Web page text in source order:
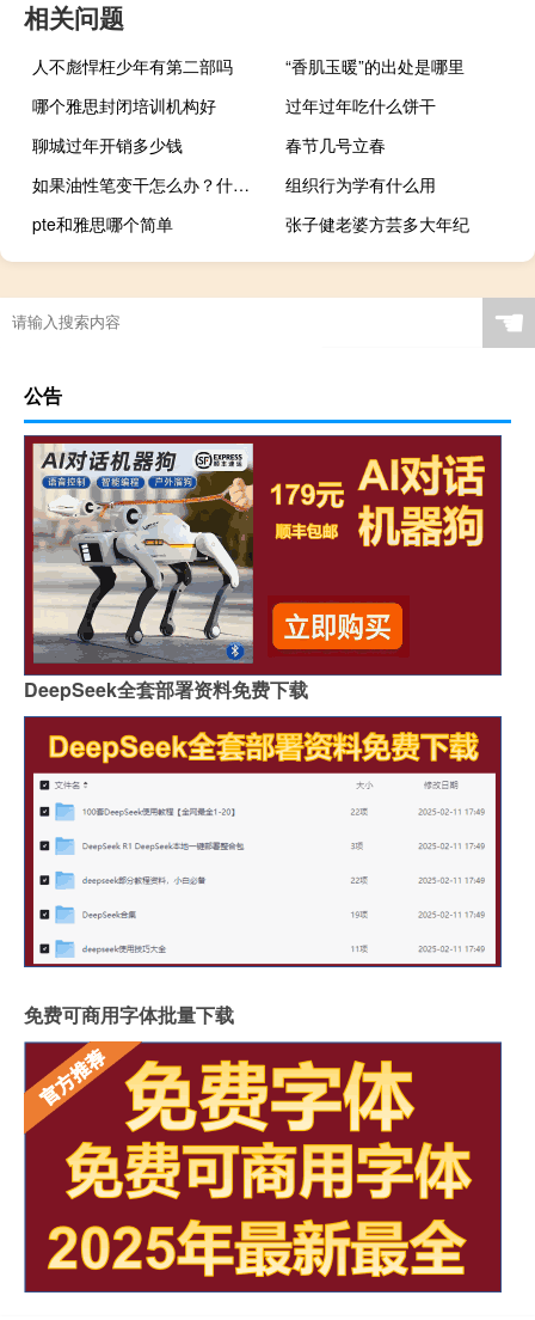
相关问题
人不彪悍枉少年有第二部吗
“香肌玉暖”的出处是哪里
哪个雅思封闭培训机构好
过年过年吃什么饼干
聊城过年开销多少钱
春节几号立春
如果油性笔变干怎么办？什么梗
组织行为学有什么用
pte和雅思哪个简单
张子健老婆方芸多大年纪
☚
公告
DeepSeek全套部署资料免费下载
免费可商用字体批量下载